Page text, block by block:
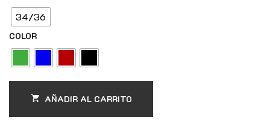
34/36
COLOR
AÑADIR AL CARRITO